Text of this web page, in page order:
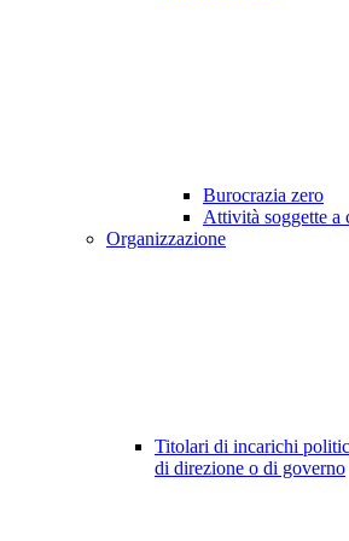
Burocrazia zero
Attività soggette a
Organizzazione
Titolari di incarichi
di direzione o di governo